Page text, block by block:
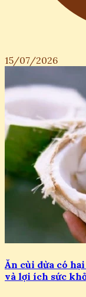
15/07/2026
Ăn cùi dừa có
và lợi ích sức